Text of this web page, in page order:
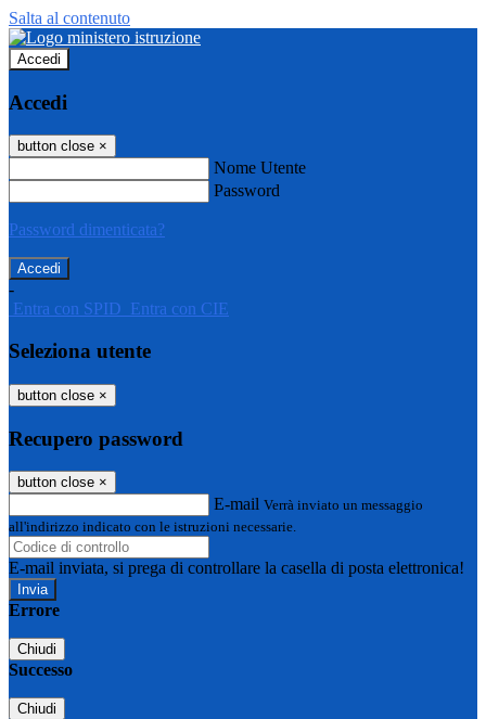
Salta al contenuto
Accedi
Accedi
button close ×
Nome Utente
Password
Password dimenticata?
-
Entra con SPID Entra con CIE
Seleziona utente
button close ×
Recupero password
button close ×
E-mail Verrà inviato un messaggio
all'indirizzo indicato con le istruzioni necessarie.
E-mail inviata, si prega di controllare la casella di posta elettronica!
Errore
Chiudi
Successo
Chiudi